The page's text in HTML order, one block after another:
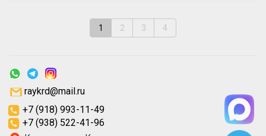
1 2 3 4
+7 (918) 993-11-49
+7 (938) 522-41-96
raykrd@mail.ru